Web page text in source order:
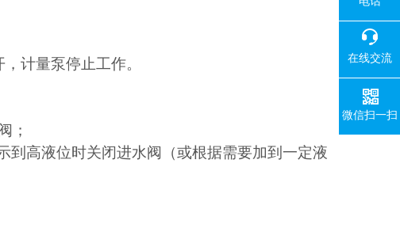
计量泵停止工作。
；
到高液位时关闭进水阀（或根据需要加到一定液
在线交流
微信扫一扫